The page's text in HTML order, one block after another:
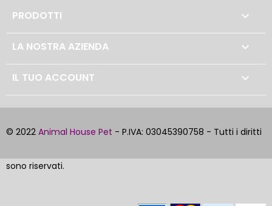
PRODOTTI 
LA NOSTRA AZIENDA 
IL TUO ACCOUNT 
© 2022 Animal House Pet - P.IVA: 03045390758 - Tutti i diritti
sono riservati.